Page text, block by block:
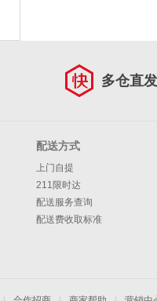
多仓直
配送方式
上门自提
211限时达
配送服务查询
配送费收取标准